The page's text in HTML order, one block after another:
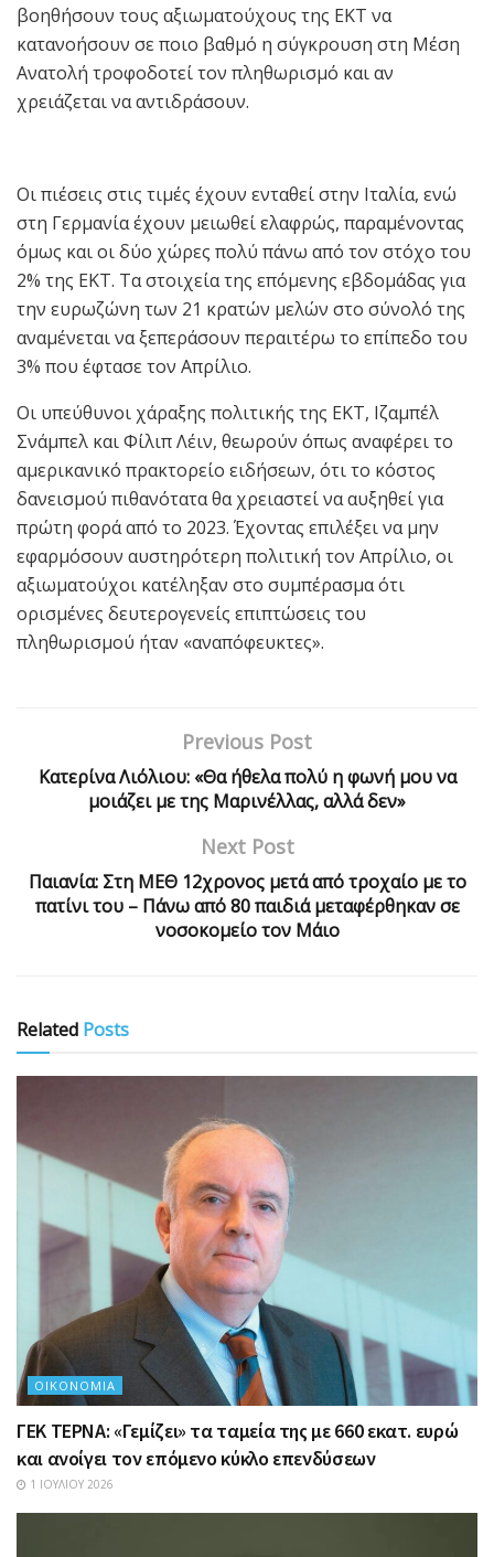
βοηθήσουν τους αξιωματούχους της ΕΚΤ να
κατανοήσουν σε ποιο βαθμό η σύγκρουση στη Μέση
Ανατολή τροφοδοτεί τον πληθωρισμό και αν
χρειάζεται να αντιδράσουν.
Οι πιέσεις στις τιμές έχουν ενταθεί στην Ιταλία, ενώ
στη Γερμανία έχουν μειωθεί ελαφρώς, παραμένοντας
όμως και οι δύο χώρες πολύ πάνω από τον στόχο του
2% της ΕΚΤ. Τα στοιχεία της επόμενης εβδομάδας για
την ευρωζώνη των 21 κρατών μελών στο σύνολό της
αναμένεται να ξεπεράσουν περαιτέρω το επίπεδο του
3% που έφτασε τον Απρίλιο.
Οι υπεύθυνοι χάραξης πολιτικής της ΕΚΤ, Ιζαμπέλ
Σνάμπελ και Φίλιπ Λέιν, θεωρούν όπως αναφέρει το
αμερικανικό πρακτορείο ειδήσεων, ότι το κόστος
δανεισμού πιθανότατα θα χρειαστεί να αυξηθεί για
πρώτη φορά από το 2023. Έχοντας επιλέξει να μην
εφαρμόσουν αυστηρότερη πολιτική τον Απρίλιο, οι
αξιωματούχοι κατέληξαν στο συμπέρασμα ότι
ορισμένες δευτερογενείς επιπτώσεις του
πληθωρισμού ήταν «αναπόφευκτες».
Previous Post
Κατερίνα Λιόλιου: «Θα ήθελα πολύ η φωνή μου να
μοιάζει με της Μαρινέλλας, αλλά δεν»
Next Post
Παιανία: Στη ΜΕΘ 12χρονος μετά από τροχαίο με το
πατίνι του – Πάνω από 80 παιδιά μεταφέρθηκαν σε
νοσοκομείο τον Μάιο
Related Posts
ΟΙΚΟΝΟΜΊΑ
ΓΕΚ ΤΕΡΝΑ: «Γεμίζει» τα ταμεία της με 660 εκατ. ευρώ
και ανοίγει τον επόμενο κύκλο επενδύσεων
1 ΙΟΥΛΊΟΥ 2026